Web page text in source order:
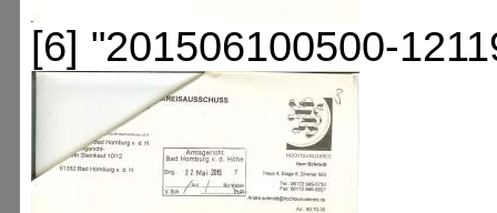
[6] "201506100500-